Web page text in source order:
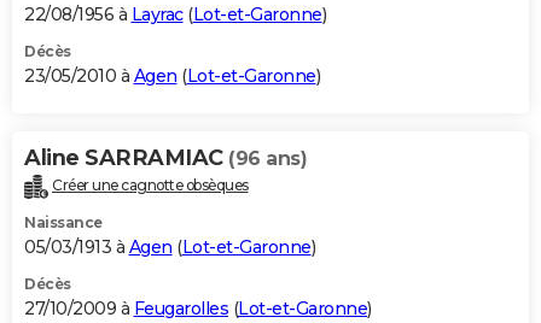
22/08/1956 à Layrac(Lot-et-Garonne)
Décès
23/05/2010 à Agen (Lot-et-Garonne)
Aline SARRAMIAC (96 ans)
Créer une cagnotte obsèques
Naissance
05/03/1913 à Agen (Lot-et-Garonne)
Décès
27/10/2009 à Feugarolles (Lot-et-Garonne)